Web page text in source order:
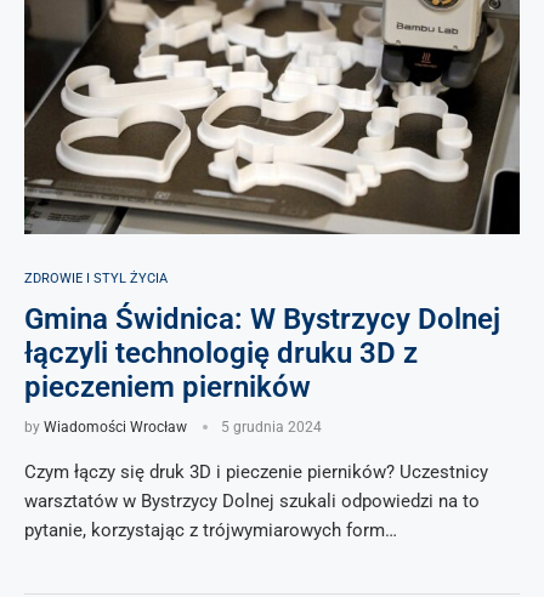
ZDROWIE I STYL ŻYCIA
Gmina Świdnica: W Bystrzycy Dolnej
łączyli technologię druku 3D z
pieczeniem pierników
by Wiadomości Wrocław 5 grudnia 2024
Czym łączy się druk 3D i pieczenie pierników? Uczestnicy
warsztatów w Bystrzycy Dolnej szukali odpowiedzi na to
pytanie, korzystając z trójwymiarowych form…